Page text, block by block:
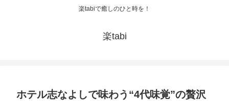
楽tabiで癒しのひと時を！
楽tabi
ホテル志なよしで味わう“4代味覚”の贅沢